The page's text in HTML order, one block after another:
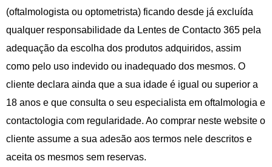
(oftalmologista ou optometrista) ficando desde já excluída
qualquer responsabilidade da Lentes de Contacto 365 pela
adequação da escolha dos produtos adquiridos, assim
como pelo uso indevido ou inadequado dos mesmos. O
cliente declara ainda que a sua idade é igual ou superior a
18 anos e que consulta o seu especialista em oftalmologia e
contactologia com regularidade. Ao comprar neste website o
cliente assume a sua adesão aos termos nele descritos e
aceita os mesmos sem reservas.